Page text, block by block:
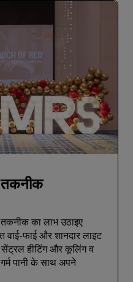
का लाभ उठाइए
फाई और शानदार लाइट
सेंट्रल हीटिंग और कूलिंग व
पानी के साथ अपने